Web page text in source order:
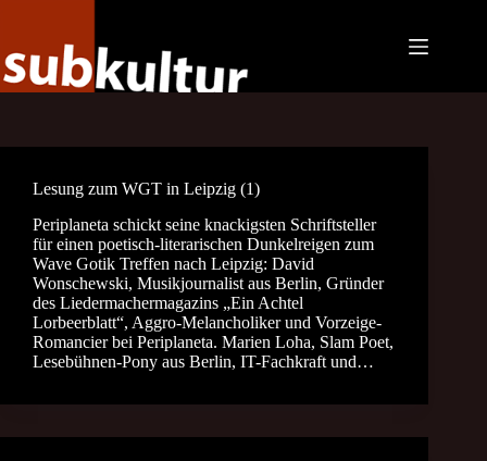
Lesung zum WGT in Leipzig (1)
Periplaneta schickt seine knackigsten Schriftsteller
für einen poetisch-literarischen Dunkelreigen zum
Wave Gotik Treffen nach Leipzig: David
Wonschewski, Musikjournalist aus Berlin, Gründer
des Liedermachermagazins „Ein Achtel
Lorbeerblatt“, Aggro-Melancholiker und Vorzeige-
Romancier bei Periplaneta. Marien Loha, Slam Poet,
Lesebühnen-Pony aus Berlin, IT-Fachkraft und…